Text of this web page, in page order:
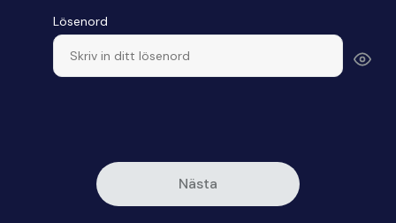
Lösenord
Nästa